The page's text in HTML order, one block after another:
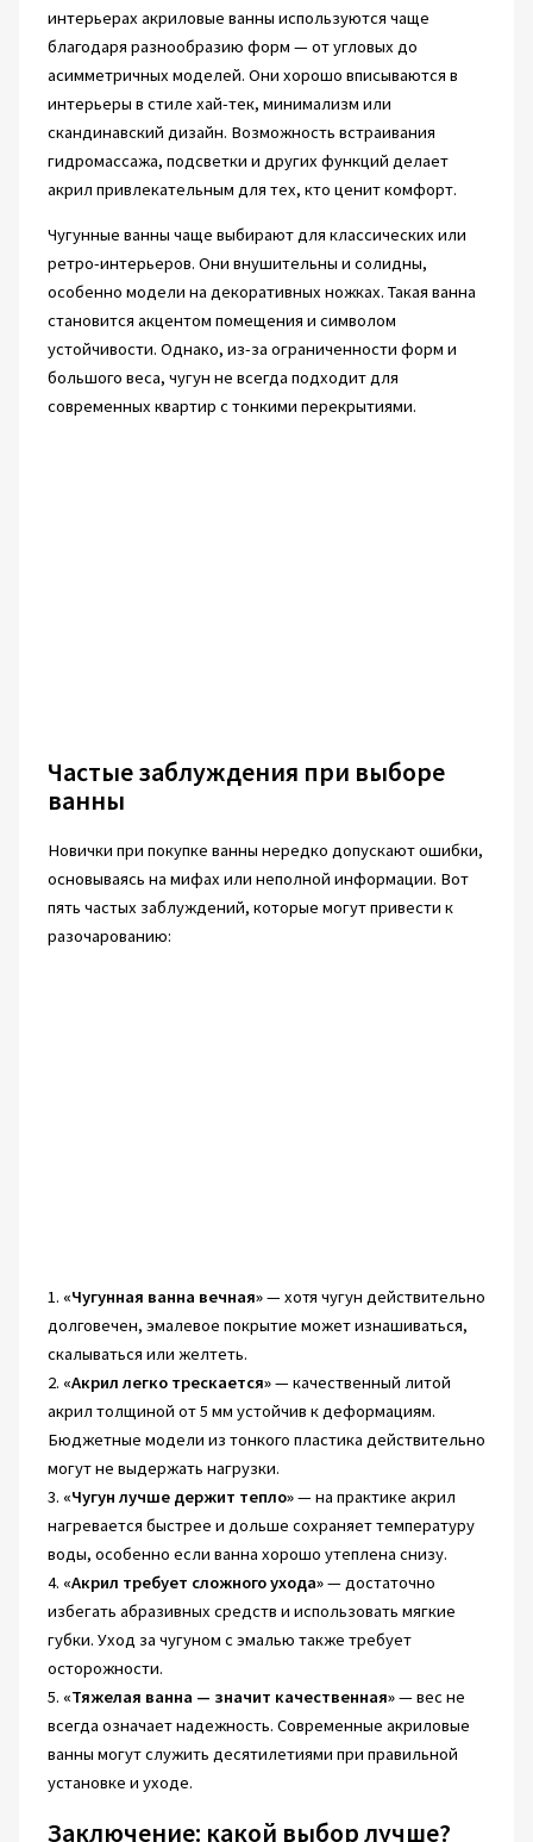
интерьерах акриловые ванны используются чаще
благодаря разнообразию форм — от угловых до
асимметричных моделей. Они хорошо вписываются в
интерьеры в стиле хай-тек, минимализм или
скандинавский дизайн. Возможность встраивания
гидромассажа, подсветки и других функций делает
акрил привлекательным для тех, кто ценит комфорт.
Чугунные ванны чаще выбирают для классических или
ретро-интерьеров. Они внушительны и солидны,
особенно модели на декоративных ножках. Такая ванна
становится акцентом помещения и символом
устойчивости. Однако, из-за ограниченности форм и
большого веса, чугун не всегда подходит для
современных квартир с тонкими перекрытиями.
Частые заблуждения при выборе
ванны
Новички при покупке ванны нередко допускают ошибки,
основываясь на мифах или неполной информации. Вот
пять частых заблуждений, которые могут привести к
разочарованию:
1. «Чугунная ванна вечная»— хотя чугун действительно
долговечен, эмалевое покрытие может изнашиваться,
скалываться или желтеть.
2. «Акрил легко трескается»— качественный литой
акрил толщиной от 5 мм устойчив к деформациям.
Бюджетные модели из тонкого пластика действительно
могут не выдержать нагрузки.
3. «Чугун лучше держит тепло»— на практике акрил
нагревается быстрее и дольше сохраняет температуру
воды, особенно если ванна хорошо утеплена снизу.
4. «Акрил требует сложного ухода»— достаточно
избегать абразивных средств и использовать мягкие
губки. Уход за чугуном с эмалью также требует
осторожности.
5. «Тяжелая ванна — значит качественная»— вес не
всегда означает надежность. Современные акриловые
ванны могут служить десятилетиями при правильной
установке и уходе.
Заключение: какой выбор лучше?